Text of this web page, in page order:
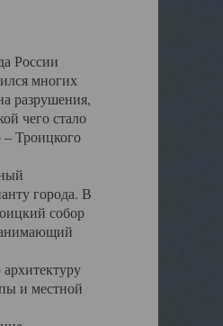
России
многих
разрушения,
чего стало
– Троицкого
города. В
собор
и местной